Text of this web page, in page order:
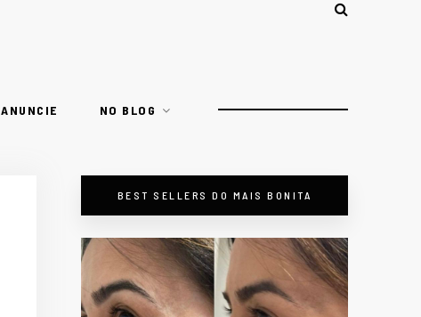
ANUNCIE NO BLOG
BEST SELLERS DO MAIS BONITA